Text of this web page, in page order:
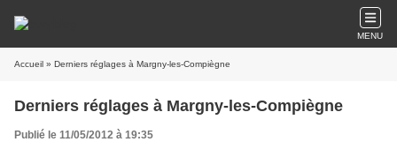
MENU
Accueil » Derniers réglages à Margny-les-Compiègne
Derniers réglages à Margny-les-Compiègne
Publié le 11/05/2012 à 19:35